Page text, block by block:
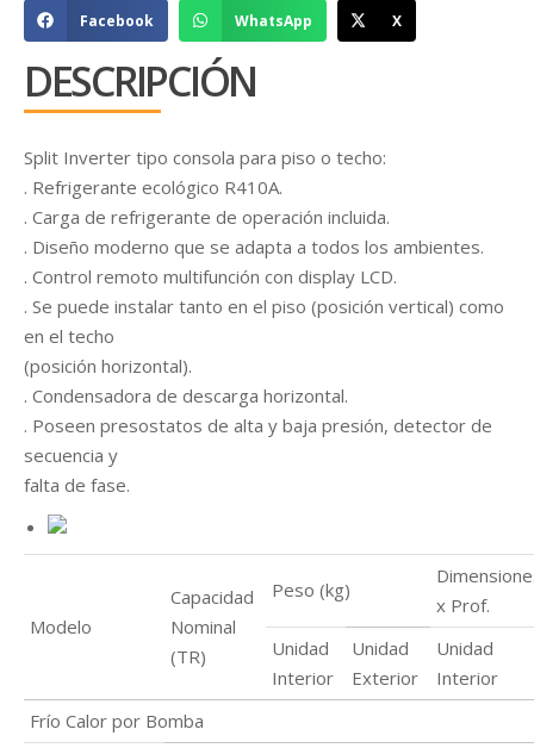
Facebook WhatsApp X
DESCRIPCIÓN
Split Inverter tipo consola para piso o techo:
. Refrigerante ecológico R410A.
. Carga de refrigerante de operación incluida.
. Diseño moderno que se adapta a todos los ambientes.
. Control remoto multifunción con display LCD.
. Se puede instalar tanto en el piso (posición vertical) como
en el techo
(posición horizontal).
. Condensadora de descarga horizontal.
. Poseen presostatos de alta y baja presión, detector de
secuencia y
falta de fase.
Modelo
Capacidad
Nominal
(TR)
Peso (kg)
x Prof.
Unidad
Interior
Unidad
Exterior
Unidad
Interior
Frío Calor por Bomba